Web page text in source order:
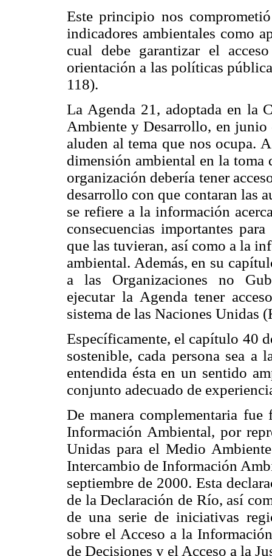
Este principio nos
indicadores ambientales como
cual debe garantizar el
orientación a las políticas
118).
La Agenda 21, adoptada en la
Ambiente y Desarrollo, en junio
aluden al tema que nos ocupa.
dimensión ambiental en la toma
organización debería tener
desarrollo con que contaran las
se refiere a la información
consecuencias importantes
que las tuvieran, así como a la
ambiental. Además, en su
a las Organizaciones no
ejecutar la Agenda tener
sistema de las Naciones Unidas
Específicamente, el capítulo 40
sostenible, cada persona sea
entendida ésta en un sentido
conjunto adecuado de
De manera complementaria
Información Ambiental, por
Unidas para el Medio
Intercambio de Información
septiembre de 2000. Esta
de la Declaración de Río, así
de una serie de iniciativas
sobre el Acceso a la
de Decisiones y el Acceso a la